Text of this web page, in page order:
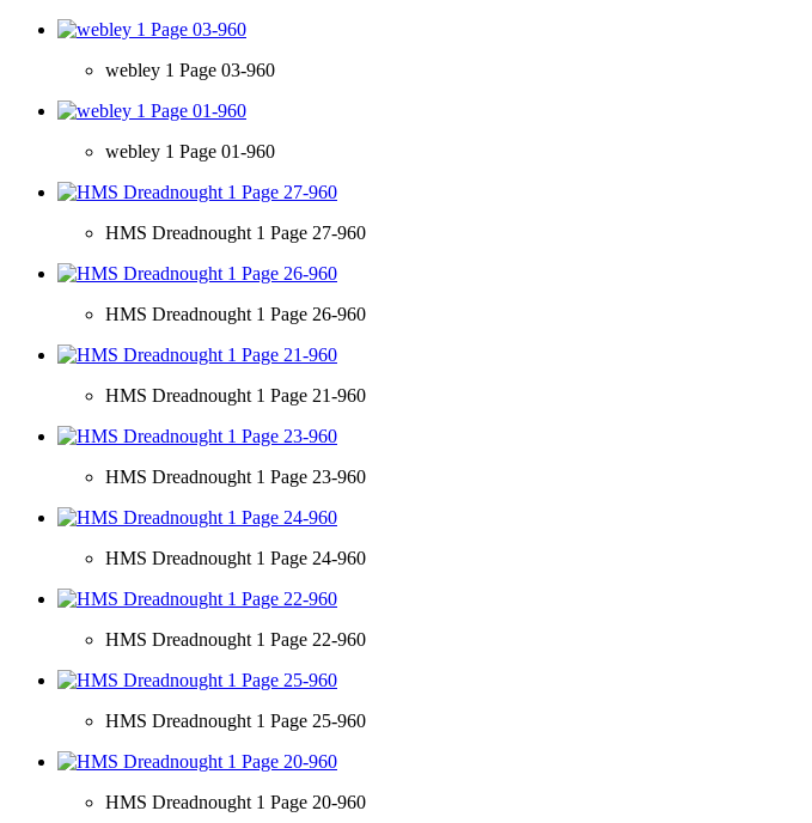
webley 1 Page 03-960
webley 1 Page 01-960
HMS Dreadnought 1 Page 27-960
HMS Dreadnought 1 Page 26-960
HMS Dreadnought 1 Page 21-960
HMS Dreadnought 1 Page 23-960
HMS Dreadnought 1 Page 24-960
HMS Dreadnought 1 Page 22-960
HMS Dreadnought 1 Page 25-960
HMS Dreadnought 1 Page 20-960